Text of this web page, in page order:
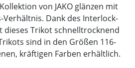
von JAKO glänzen mit
Dank des Interlock-
dieses Trikot schnelltrocknend
sind in den Größen 116-
kräftigen Farben erhältlich.